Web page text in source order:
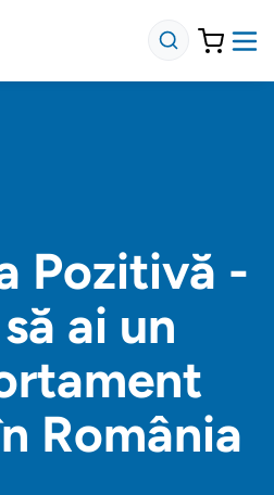
Pozitivă -
ai un
România